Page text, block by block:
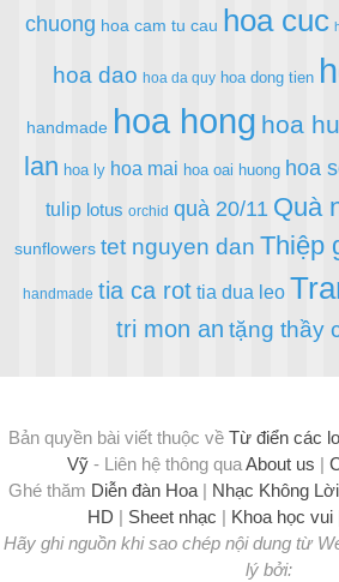
chuong hoa cam tu cau hoa cuc
hoa dao hoa da quy hoa dong tien
handmade hoa hong hoa
lan hoa ly hoa mai hoa oai huong hoa
tulip lotus orchid quà 20/11 Quà
sunflowers tet nguyen dan Thiệp
handmade tia ca rot tia dua leo
tri mon an tặng thầy
Bản quyền bài viết thuộc về Từ điển các
Vỹ - Liên hệ thông quaAbout us |
Ghé thăm Diễn đàn Hoa| Nhạc Không Lời
HD | Sheet nhạc | Khoa học vui
Hãy ghi nguồn khi sao chép nội dung từ
lý bởi: